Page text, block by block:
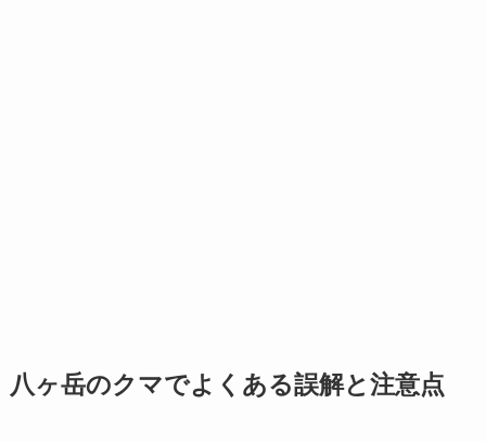
八ヶ岳のクマでよくある誤解と注意点